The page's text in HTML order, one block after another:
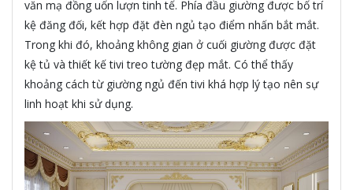
văn mạ đồng uốn lượn tinh tế. Phía đầu giường được bố trí
kệ đăng đối, kết hợp đặt đèn ngủ tạo điểm nhấn bắt mắt.
Trong khi đó, khoảng không gian ở cuối giường được đặt
kệ tủ và thiết kế tivi treo tường đẹp mắt. Có thể thấy
khoảng cách từ giường ngủ đến tivi khá hợp lý tạo nên sự
linh hoạt khi sử dụng.